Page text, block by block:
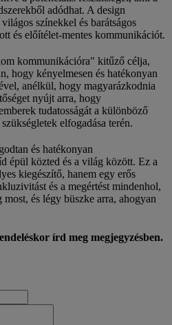
adódhat. A design
színekkel és barátságos
és előítélet-mentes kommunikációt.
kommunikációra" kitűző célja,
hogy kényelmesen és hatékonyan
anélkül, hogy magyarázkodnia
nyújt arra, hogy
tudatosságát a különböző
elfogadása terén.
és hatékonyan
épül közted és a világ között. Ez a
kiegészítő, hanem egy erős
és a megértést mindenhol,
és légy büszke arra, ahogyan
írd meg megjegyzésben.